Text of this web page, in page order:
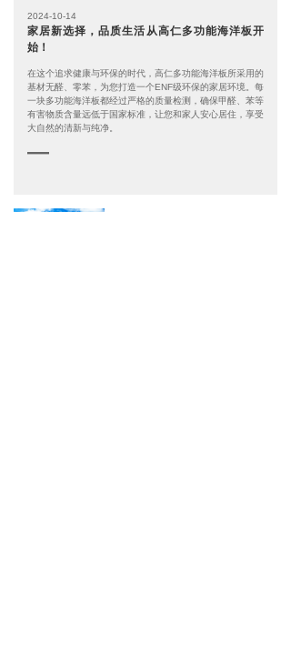
2024-10-14
家居新选择，品质生活从高仁多功能海洋板开
始！
在这个追求健康与环保的时代，高仁多功能海洋板所采用的
基材无醛、零苯，为您打造一个ENF级环保的家居环境。每
一块多功能海洋板都经过严格的质量检测，确保甲醛、苯等
有害物质含量远低于国家标准，让您和家人安心居住，享受
大自然的清新与纯净。
—